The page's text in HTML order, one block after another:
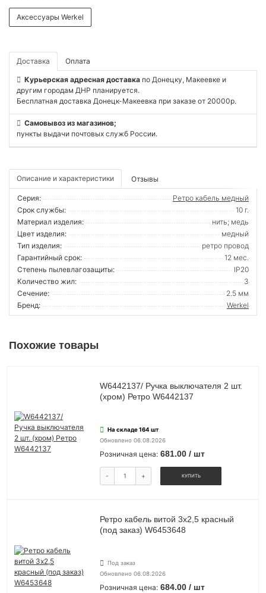
Аксессуары Werkel
Доставка Оплата
Курьерская адресная доставка по Донецку, Макеевке и
другим городам ДНР планируется.
Бесплатная доставка Донецк-Макеевка при заказе от 20000р.
Самовывоз из магазинов;
пункты выдачи почтовых служб России.
Описание и характеристики Отзывы
Серия:
Ретро кабель медный
Срок службы:
10 г.
Материал изделия:
нить; медь
Цвет изделия:
медный
Тип изделия:
ретро провод
Гарантийный срок:
12 мес.
Степень пылевлагозащиты:
IP20
Количество жил:
3
Сечение:
2.5 мм
Бренд:
Werkel
Похожие товары
W6442137/ Ручка выключателя 2 шт.
(хром) Ретро W6442137
На складе 164 шт
Обновлено 06.08.2026
Розничная цена: 681.00 / шт
- + КУПИТЬ
Ретро кабель витой 3х2,5 красный
(под заказ) W6453648
Под заказ
Обновлено 06.08.2026
Розничная цена: 684.00 / шт